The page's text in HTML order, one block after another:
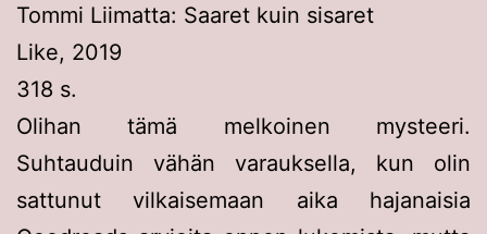
Tommi Liimatta: Saaret kuin sisaret
Like, 2019
318 s.
Olihan tämä melkoinen mysteeri.
Suhtauduin vähän varauksella, kun olin
sattunut vilkaisemaan aika hajanaisia